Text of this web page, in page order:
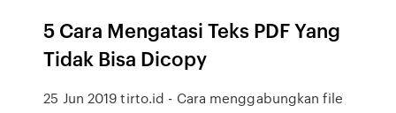
5 Cara Mengatasi Teks PDF Yang
Tidak Bisa Dicopy
25 Jun 2019 tirto.id - Cara menggabungkan file